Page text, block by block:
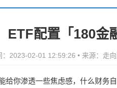
ETF配置「180金
：2023-02-01 12:59:26 • 来源：走
给你渗透一些焦虑感，什么财务